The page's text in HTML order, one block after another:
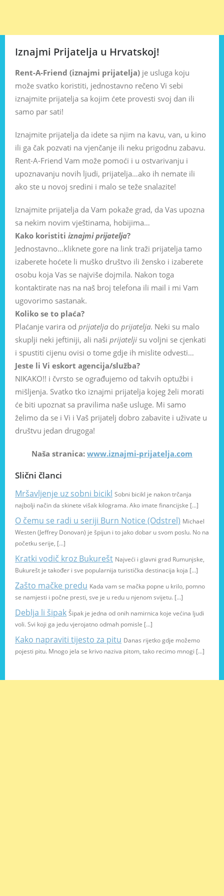
Iznajmi Prijatelja u Hrvatskoj!
Rent-A-Friend (iznajmi prijatelja) je usluga koju
može svatko koristiti, jednostavno rečeno Vi sebi
iznajmite prijatelja sa kojim ćete provesti svoj dan ili
samo par sati!
Iznajmite prijatelja da idete sa njim na kavu, van, u kino
ili ga čak pozvati na vjenčanje ili neku prigodnu zabavu.
Rent-A-Friend Vam može pomoći i u ostvarivanju i
upoznavanju novih ljudi, prijatelja…ako ih nemate ili
ako ste u novoj sredini i malo se teže snalazite!
Iznajmite prijatelja da Vam pokaže grad, da Vas upozna
sa nekim novim vještinama, hobijima…
Kako koristiti iznajmi prijatelja?
Jednostavno…kliknete gore na link traži prijatelja tamo
izaberete hoćete li muško društvo ili žensko i izaberete
osobu koja Vas se najviše dojmila. Nakon toga
kontaktirate nas na naš broj telefona ili mail i mi Vam
ugovorimo sastanak.
Koliko se to plaća?
Plaćanje varira od prijatelja do prijatelja. Neki su malo
skuplji neki jeftiniji, ali naši prijatelji su voljni se cjenkati
i spustiti cijenu ovisi o tome gdje ih mislite odvesti…
Jeste li Vi eskort agencija/služba?
NIKAKO!! i čvrsto se ograđujemo od takvih optužbi i
mišljenja. Svatko tko iznajmi prijatelja kojeg želi morati
će biti upoznat sa pravilima naše usluge. Mi samo
želimo da se i Vi i Vaš prijatelj dobro zabavite i uživate u
društvu jedan drugoga!
Naša stranica: www.iznajmi-prijatelja.com
Slični članci
Mršavljenje uz sobni bicikl Sobni bicikl je nakon trčanja
najbolji način da skinete višak kilograma. Ako imate financijske […]
O čemu se radi u seriji Burn Notice (Odstrel) Michael
Westen (Jeffrey Donovan) je špijun i to jako dobar u svom poslu. No na
početku serije, […]
Kratki vodič kroz Bukurešt Najveći i glavni grad Rumunjske,
Bukurešt je također i sve popularnija turistička destinacija koja […]
Zašto mačke predu Kada vam se mačka popne u krilo, pomno
se namjesti i počne presti, sve je u redu u njenom svijetu. […]
Deblja li šipak Šipak je jedna od onih namirnica koje većina ljudi
voli. Svi koji ga jedu vjerojatno odmah pomisle […]
Kako napraviti tijesto za pitu Danas rijetko gdje možemo
pojesti pitu. Mnogo jela se krivo naziva pitom, tako recimo mnogi […]